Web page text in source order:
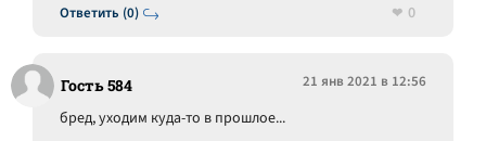
Ответить (0)
0
Гость 584 21 янв 2021 в 12:56
бред, уходим куда-то в прошлое...